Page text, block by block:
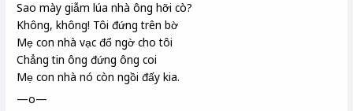
Sao mày giẫm lúa nhà ông hỡi cò?
Không, không! Tôi đứng trên bờ
Mẹ con nhà vạc đổ ngờ cho tôi
Chẳng tin ông đứng ông coi
Mẹ con nhà nó còn ngồi đấy kia.
—o—